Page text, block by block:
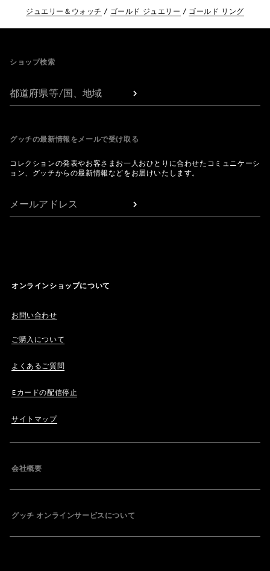
ジュエリー＆ウォッチ ゴールド ジュエリー ゴールド リング
ショップ検索
都道府県等/国、地域
グッチの最新情報をメールで受け取る
コレクションの発表やお客さまお一人おひとりに合わせたコミュニケーシ
ョン、グッチからの最新情報などをお届けいたします。
メールアドレス
オンラインショップについて
お問い合わせ
ご購入について
よくあるご質問
Eカードの配信停止
サイトマップ
会社概要
グッチ オンラインサービスについて